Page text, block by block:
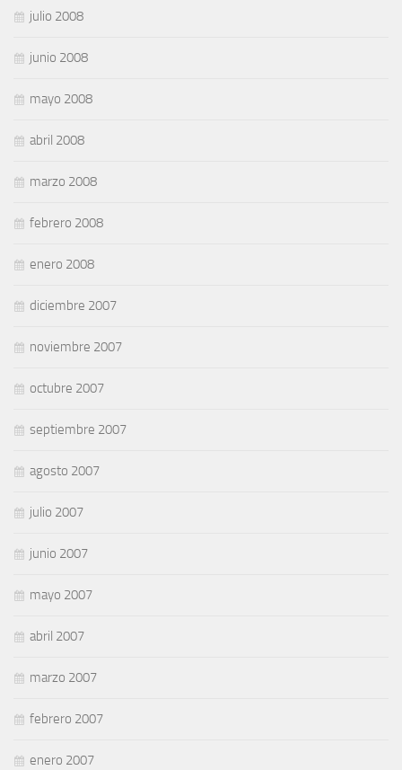
julio 2008
junio 2008
mayo 2008
abril 2008
marzo 2008
febrero 2008
enero 2008
diciembre 2007
noviembre 2007
octubre 2007
septiembre 2007
agosto 2007
julio 2007
junio 2007
mayo 2007
abril 2007
marzo 2007
febrero 2007
enero 2007